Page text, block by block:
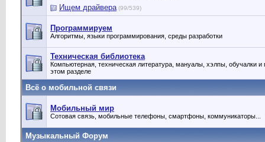
Ищем драйвера (99/539)
Программируем
Алгоритмы, языки программирования, среды разработки
Техническая библиотека
Компьютерная, техническая литература, мануалы, хэлпы, обучалки
этом разделе
Всё о мобильной связи
Мобильный мир
Сотовая связь, мобильные телефоны, смартфоны, коммуникаторы...
Музыкальный Форум